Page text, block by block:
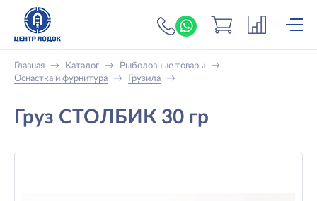
+7 (919) 698-56-
Главная → Каталог → Рыболовные товары
→
Оснастка и фурнитура
→ Грузила →
Груз СТОЛБИК 30 гр